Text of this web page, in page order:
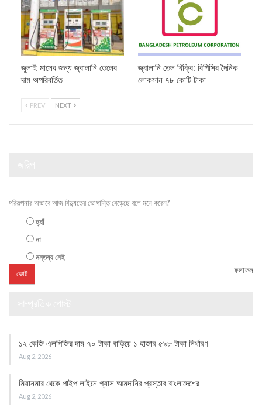
জুলাই মাসের জন্য জ্বালানি তেলের
দাম অপরিবর্তিত
জ্বালানি তেল বিক্রি: বিপিসির দৈনিক
লোকসান ৭৮ কোটি টাকা
PREV NEXT
পরিকল্পনার অভাবে আজ বিদ্যুতের ভোগান্তি বেড়েছে বলে মনে করেন?
হ্যাঁ
না
মন্তব্য নেই
ফলাফল
১২ কেজি এলপিজির দাম ৭০ টাকা বাড়িয়ে ১ হাজার ৫৯৮ টাকা নির্ধারণ
Aug 2, 2026
মিয়ানমার থেকে পাইপ লাইনে গ্যাস আমদানির প্রস্তাব বাংলাদেশের
Aug 2, 2026